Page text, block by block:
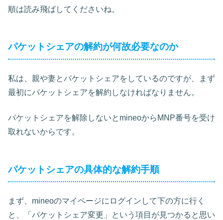
順は読み飛ばしてくださいね。
パケットシェアの解約が何故必要なのか
私は、親や妻とパケットシェアをしているのですが、まず
最初にパケットシェアを解約しなければなりません。
パケットシェアを解除しないとmineoからMNP番号を受け
取れないからです。
パケットシェアの具体的な解約手順
まず、mineoのマイページにログインして下の方に行く
と、「パケットシェア変更」という項目が見つかると思い